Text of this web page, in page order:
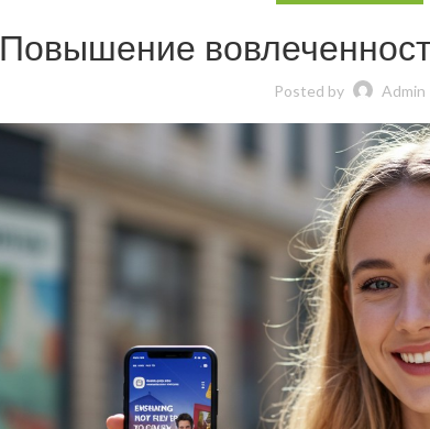
Повышение
Posted by Admin